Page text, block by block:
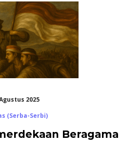
2025
(Serba-Serbi)
Beragama